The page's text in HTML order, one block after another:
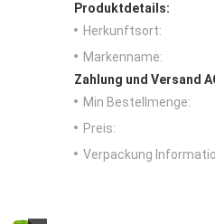
Produktdetails:
Herkunftsort:
Markenname:
Zahlung und Versand
Min Bestellmenge:
Preis:
Verpackung